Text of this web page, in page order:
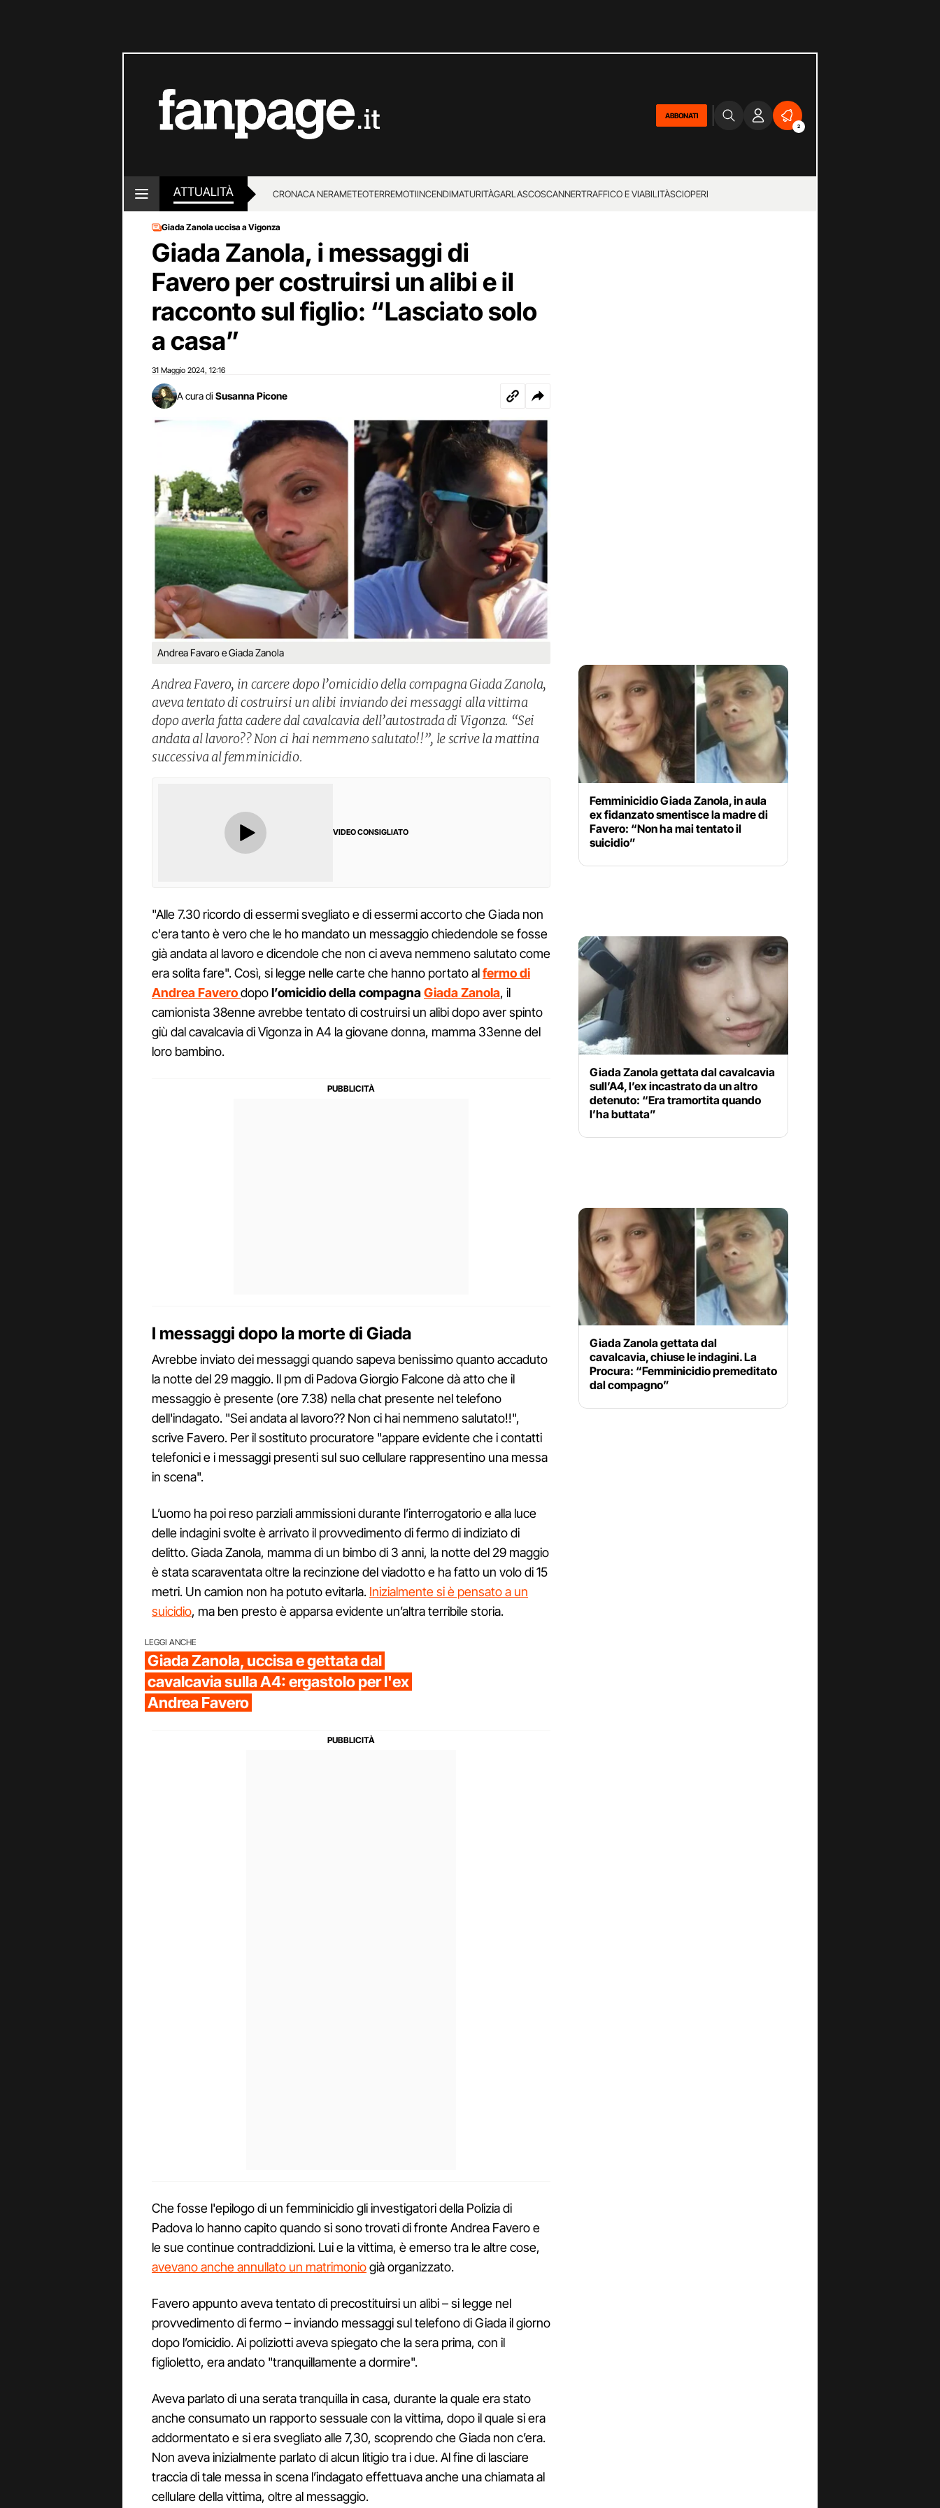
ABBONATI
2
ATTUALITÀ CRONACA NERAMETEOTERREMOTIINCENDIMATURITÀGARLASCOSCANNERTRAFFICO E VIABILITÀSCIOPERI
LOTTO E SUPERENALOTTO
Giada Zanola uccisa a Vigonza
Giada Zanola, i messaggi di
Favero per costruirsi un alibi e il
racconto sul figlio: “Lasciato solo
a casa”
31 Maggio 2024 12:16
A cura di Susanna Picone
Andrea Favaro e Giada Zanola
Andrea Favero, in carcere dopo l’omicidio della compagna Giada Zanola,
aveva tentato di costruirsi un alibi inviando dei messaggi alla vittima
dopo averla fatta cadere dal cavalcavia dell’autostrada di Vigonza. “Sei
andata al lavoro?? Non ci hai nemmeno salutato!!”, le scrive la mattina
successiva al femminicidio.
VIDEO CONSIGLIATO
"Alle 7.30 ricordo di essermi svegliato e di essermi accorto che Giada non
c'era tanto è vero che le ho mandato un messaggio chiedendole se fosse
già andata al lavoro e dicendole che non ci aveva nemmeno salutato come
era solita fare". Così, si legge nelle carte che hanno portato alfermo di
Andrea Faverodopol’omicidio della compagnaGiada Zanola, il
camionista 38enne avrebbe tentato di costruirsi un alibi dopo aver spinto
giù dal cavalcavia di Vigonza in A4 la giovane donna, mamma 33enne del
loro bambino.
I messaggi dopo la morte di Giada
Avrebbe inviato dei messaggi quando sapeva benissimo quanto accaduto
la notte del 29 maggio. Il pm di Padova Giorgio Falcone dà atto che il
messaggio è presente (ore 7.38) nella chat presente nel telefono
dell'indagato. "Sei andata al lavoro?? Non ci hai nemmeno salutato!!",
scrive Favero. Per il sostituto procuratore "appare evidente che i contatti
telefonici e i messaggi presenti sul suo cellulare rappresentino una messa
in scena".
L’uomo ha poi reso parziali ammissioni durante l’interrogatorio e alla luce
delle indagini svolte è arrivato il provvedimento di fermo di indiziato di
delitto. Giada Zanola, mamma di un bimbo di 3 anni, la notte del 29 maggio
è stata scaraventata oltre la recinzione del viadotto e ha fatto un volo di 15
metri. Un camion non ha potuto evitarla. Inizialmente si è pensato a un
suicidio, ma ben presto è apparsa evidente un’altra terribile storia.
LEGGI ANCHE
Giada Zanola, uccisa e gettata dal
cavalcavia sulla A4: ergastolo per l'ex
Andrea Favero
Che fosse l'epilogo di un femminicidio gli investigatori della Polizia di
Padova lo hanno capito quando si sono trovati di fronte Andrea Favero e
le sue continue contraddizioni. Lui e la vittima, è emerso tra le altre cose,
avevano anche annullato un matrimoniogià organizzato.
Favero appunto aveva tentato di precostituirsi un alibi – si legge nel
provvedimento di fermo – inviando messaggi sul telefono di Giada il giorno
dopo l’omicidio. Ai poliziotti aveva spiegato che la sera prima, con il
figlioletto, era andato "tranquillamente a dormire".
Aveva parlato di una serata tranquilla in casa, durante la quale era stato
anche consumato un rapporto sessuale con la vittima, dopo il quale si era
addormentato e si era svegliato alle 7,30, scoprendo che Giada non c’era.
Non aveva inizialmente parlato di alcun litigio tra i due. Al fine di lasciare
traccia di tale messa in scena l’indagato effettuava anche una chiamata al
cellulare della vittima, oltre al messaggio.
Femminicidio Giada Zanola, in aula
ex fidanzato smentisce la madre di
Favero: “Non ha mai tentato il
suicidio”
Giada Zanola gettata dal cavalcavia
sull’A4, l’ex incastrato da un altro
detenuto: “Era tramortita quando
l’ha buttata”
Giada Zanola gettata dal
cavalcavia, chiuse le indagini. La
Procura: “Femminicidio premeditato
dal compagno”